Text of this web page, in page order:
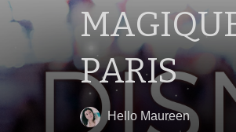
PARIS
Hello Maureen